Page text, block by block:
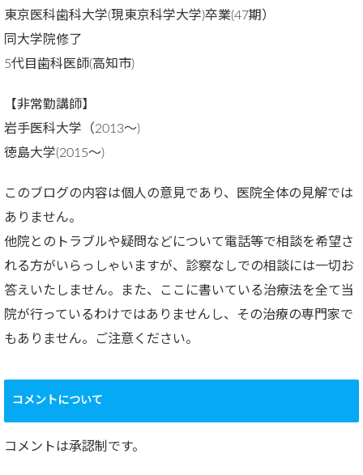
東京医科歯科大学(現東京科学大学)卒業(47期）
同大学院修了
5代目歯科医師(高知市)
【非常勤講師】
岩手医科大学（2013～)
徳島大学(2015～)
このブログの内容は個人の意見であり、医院全体の見解では
ありません。
他院とのトラブルや疑問などについて電話等で相談を希望さ
れる方がいらっしゃいますが、診察なしでの相談には一切お
答えいたしません。また、ここに書いている治療法を全て当
院が行っているわけではありませんし、その治療の専門家で
もありません。ご注意ください。
コメントについて
コメントは承認制です。